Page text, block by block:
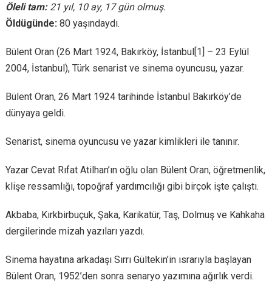
Öleli tam: 21 yıl, 10 ay, 17 gün olmuş.
Öldügünde: 80 yaşındaydı.
Bülent Oran (26 Mart 1924, Bakırköy, İstanbul[1] – 23 Eylül
2004, İstanbul), Türk senarist ve sinema oyuncusu, yazar.
Bülent Oran, 26 Mart 1924 tarihinde İstanbul Bakırköy’de
dünyaya geldi.
Senarist, sinema oyuncusu ve yazar kimlikleri ile tanınır.
Yazar Cevat Rıfat Atilhan’ın oğlu olan Bülent Oran, öğretmenlik,
klişe ressamlığı, topoğraf yardımcılığı gibi birçok işte çalıştı.
Akbaba, Kırkbirbuçuk, Şaka, Karikatür, Taş, Dolmuş ve Kahkaha
dergilerinde mizah yazıları yazdı.
Sinema hayatına arkadaşı Sırrı Gültekin’in ısrarıyla başlayan
Bülent Oran, 1952’den sonra senaryo yazımına ağırlık verdi.